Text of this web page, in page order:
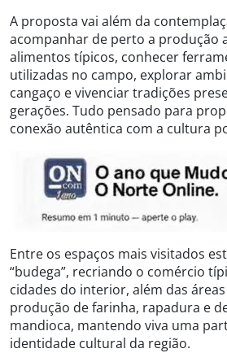
A proposta vai além da
acompanhar de perto a produção
alimentos típicos, conhecer
utilizadas no campo, explorar
cangaço e vivenciar tradições
gerações. Tudo pensado para
conexão autêntica com a cultura
Entre os espaços mais visitados
“budega”, recriando o comércio
cidades do interior, além das
produção de farinha, rapadura e
mandioca, mantendo viva uma
identidade cultural da região.